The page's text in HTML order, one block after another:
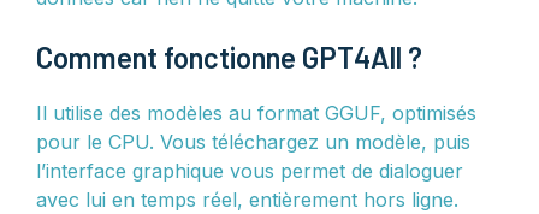
Comment fonctionne GPT4All ?
Il utilise des modèles au format GGUF, optimisés
pour le CPU. Vous téléchargez un modèle, puis
l’interface graphique vous permet de dialoguer
avec lui en temps réel, entièrement hors ligne.